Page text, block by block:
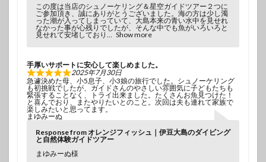
この度は当店のシュノーケリング＆星空ガイドツアー２つに
ご参加頂き、誠にありがとうございました。海の方は少し濁
った潮が入ってしまっていて、大島本来の青い水中を見せれ
なかった事が心残りでしたが、そんな中でも魚がいろいろと
見せれて安堵しており
Show more
手厚いサポートに安心して楽しめました。
2025年7月30日
急遽決めた母、小5息子、小3娘の旅行でした。シュノーケリング
も初挑戦でしたが、ガイドさんのやさしい雰囲気に子どもたちも
緊張することなく、トライ出来ました。たくさんお魚見つけた！
と喜んでおり、またやりたいとのこと。次回は夫も連れて家族で
楽しみたいと思ってます。
まゆみーぬ
Response from オレンジフィッシュ｜伊豆大島のダイビング
と自然体験ガイドツアー
まゆみーぬ様